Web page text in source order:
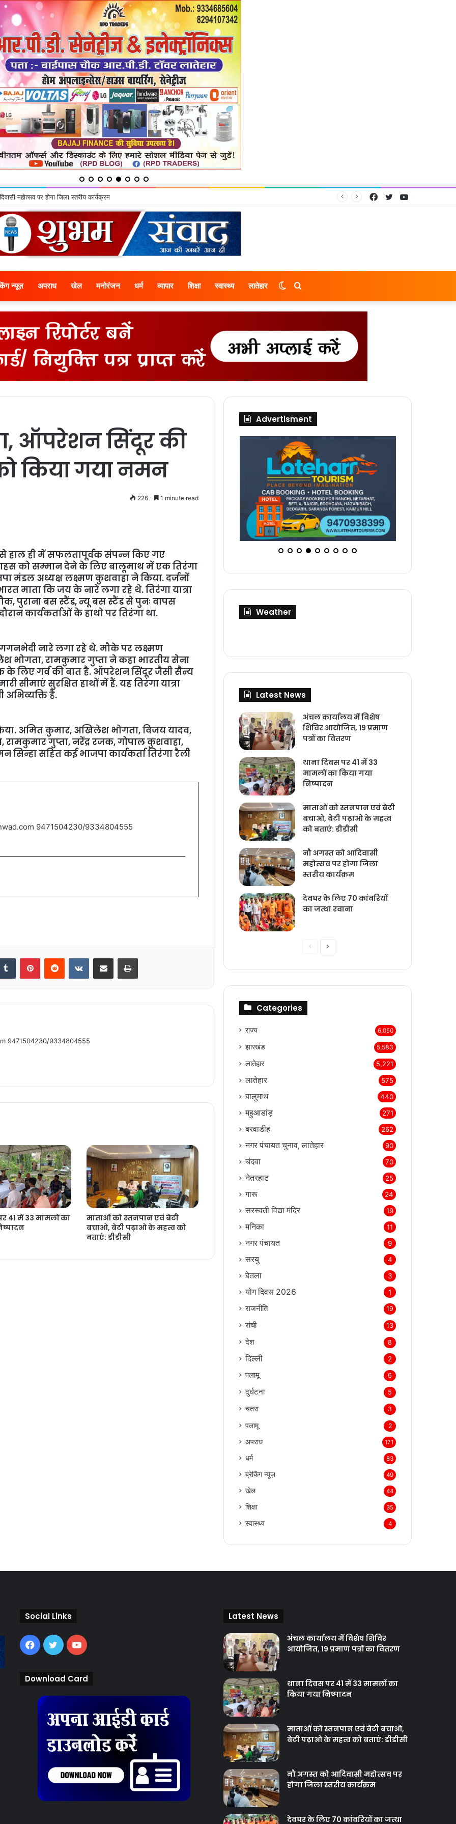
का जत्था रवाना YouTube
Twitter
Facebook
न्यूज़ अपराध खेल मनोरंजन धर्म व्यापार शिक्षा स्वास्थ्य लातेहार Search
Switch
ऑपरेशन सिंदूर की
किया गया नमन
226 1 minute read
हाल ही में सफलतापूर्वक संपन्न किए गए
को सम्मान देने के लिए बालूमाथ में एक तिरंगा
मंडल अध्यक्ष लक्ष्मण कुशवाहा ने किया. दर्जनों
माता कि जय के नारे लगा रहे थे. तिरंगा यात्रा
पुराना बस स्टैंड, न्यू बस स्टैंड से पुनः वापस
कार्यकर्ताओं के हाथो पर तिरंगा था.
गगनभेदी नारे लगा रहे थे. मौके पर लक्ष्मण
भोगता, रामकुमार गुप्ता ने कहा भारतीय सेना
के लिए गर्व की बात है. ऑपरेशन सिंदूर जैसी सैन्य
सीमाएं सुरक्षित हाथों में हैं. यह तिरंगा यात्रा
है.
अमित कुमार, अखिलेश भोगता, विजय यादव,
रामकुमार गुप्ता, नरेंद्र रजक, गोपाल कुशवाहा,
सिन्हा सहित कई भाजपा कार्यकर्ता तिरंगा रैली
9471504230/9334804555
Tumblr PinterestReddit VKontakteShare via Email Print
9471504230/9334804555
41 में 33 मामलों का
माताओं को स्तनपान एवं बेटी
बचाओ, बेटी पढ़ाओ के महत्व को
बताएं: डीडीसी
Advertisment
Weather
Latest News
अंचल कार्यालय में विशेष
शिविर आयोजित, 19 प्रमाण
पत्रों का वितरण
थाना दिवस पर 41 में 33
मामलों का किया गया
निष्‍पादन
माताओं को स्तनपान एवं बेटी
बचाओ, बेटी पढ़ाओ के महत्व
को बताएं: डीडीसी
नौ अगस्त को आदिवासी
महोत्सव पर होगा जिला
स्तरीय कार्यक्रम
देवघर के लिए 70 कांवरियों
का जत्था रवाना
PreviousNext
Categories
राज्‍य 6,050
झारखंड 5,583
लातेहार 5,221
लातेहार 575
बालुमाथ 440
महुआडांड़ 271
बरवाडीह 262
नगर पंचायत चुनाव, लातेहार 90
चंदवा 70
नेतरहाट 25
गारू 24
सरस्‍वती विद्या मंदिर 19
मनिका 11
नगर पंचायत 9
सरयु 4
बेतला 3
योग दिवस 2026 1
राजनीति 19
रांची 13
देश 8
दिल्‍ली 2
पलामू 6
दुर्घटना 5
चतरा 3
पलामू 2
अपराध 171
धर्म 83
ब्रेकिंग न्यूज़ 49
खेल 44
शिक्षा 35
स्वास्थ्य 4
Social Links
Facebook
TwitterYouTube
Download Card
Latest News
अंचल कार्यालय में विशेष शिविर
आयोजित, 19 प्रमाण पत्रों का वितरण
थाना दिवस पर 41 में 33 मामलों का
किया गया निष्‍पादन
माताओं को स्तनपान एवं बेटी बचाओ,
बेटी पढ़ाओ के महत्व को बताएं: डीडीसी
नौ अगस्त को आदिवासी महोत्सव पर
होगा जिला स्तरीय कार्यक्रम
देवघर के लिए 70 कांवरियों का जत्था